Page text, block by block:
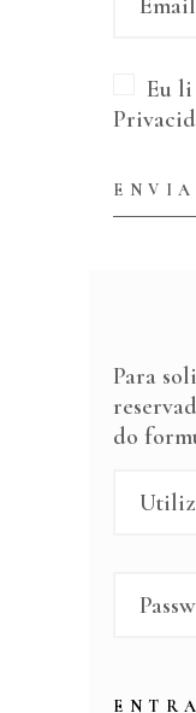
Eu li
Para
do